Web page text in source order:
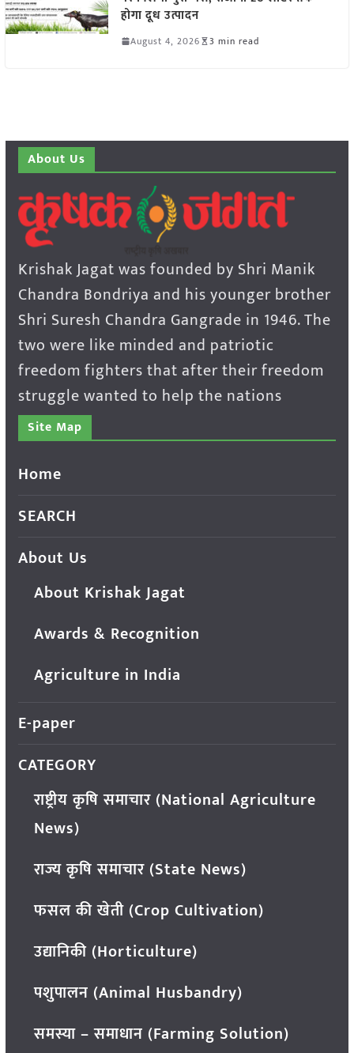
होगा दूध उत्पादन
August 4, 2026 3 min read
About Us
Krishak Jagat was founded by Shri Manik
Chandra Bondriya and his younger brother
Shri Suresh Chandra Gangrade in 1946. The
two were like minded and patriotic
freedom fighters that after their freedom
struggle wanted to help the nations
Site Map
Home
SEARCH
About Us
About Krishak Jagat
Awards & Recognition
Agriculture in India
E-paper
CATEGORY
राष्ट्रीय कृषि समाचार (National Agriculture
News)
राज्य कृषि समाचार (State News)
फसल की खेती (Crop Cultivation)
उद्यानिकी (Horticulture)
पशुपालन (Animal Husbandry)
समस्या – समाधान (Farming Solution)